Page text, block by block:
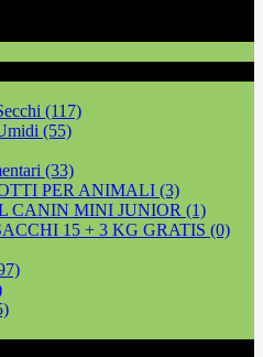
(117)
(55)
(33)
PER ANIMALI (3)
CANIN MINI JUNIOR (1)
15 + 3 KG GRATIS (0)